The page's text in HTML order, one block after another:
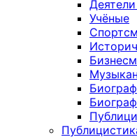
Учёные